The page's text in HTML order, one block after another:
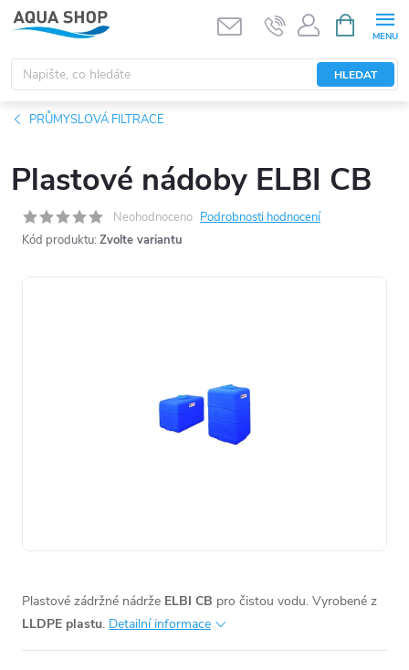
Přejít
na
obsah
HLEDAT
NÁKUPNÍ
KOŠÍK
PRŮMYSLOVÁ FILTRACE
Plastové nádoby ELBI CB
Neohodnoceno Podrobnosti hodnocení
Kód produktu: Zvolte variantu
Plastové zádržné nádrže ELBI CB pro čistou vodu. Vyrobené z
LLDPE plastu. Detailní informace